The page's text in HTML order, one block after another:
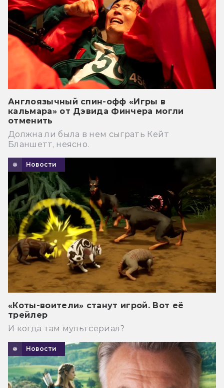
Англоязычный спин-офф «Игры в
кальмара» от Дэвида Финчера могли
отменить
Должна ли была в нем сыграть Кейт
Бланшетт, неясно.
Новости
«Коты-воители» станут игрой. Вот её
трейлер
И когда там мультсериал?
Новости